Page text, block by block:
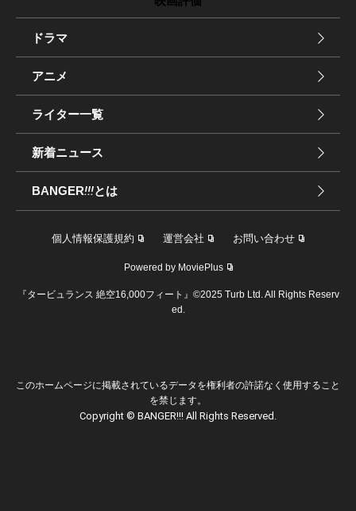
ドラマ
アニメ
ライター一覧
新着ニュース
BANGER!!!とは
個人情報保護規約 運営会社 お問い合わせ
Powered by MoviePlus
『タービュランス 絶空16,000フィート』©2025 Turb Ltd. All Rights Reserv
ed.
このホームページに掲載されているデータを権利者の許諾なく使用すること
を禁じます。
Copyright © BANGER!!! All Rights Reserved.